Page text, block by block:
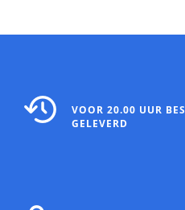
VOOR 20.00 UUR
GELEVERD